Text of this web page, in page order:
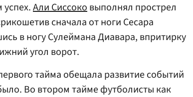
Али Сиссоковыполнял прострел
сначала от ноги Сесара
в ногу Сулеймана Диавара, впритирку
угол ворот.
тайма обещала развитие событий
Во втором тайме футболисты как